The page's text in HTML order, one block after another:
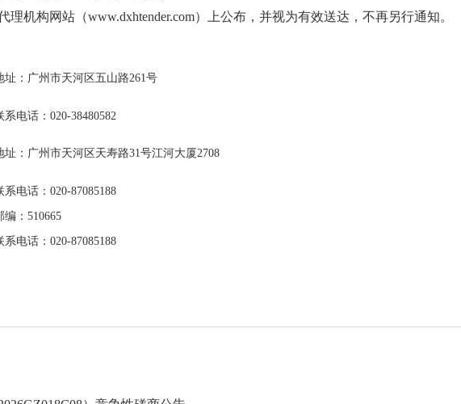
理机构网站（www.dxhtender.com）上公布，并视为有效送达，不再另行通知。
址：广州市天河区五山路261号
系电话： 020-38480582
址：广州市天河区天寿路31号江河大厦2708
系电话： 020-87085188
编： 510665
系电话： 020-87085188